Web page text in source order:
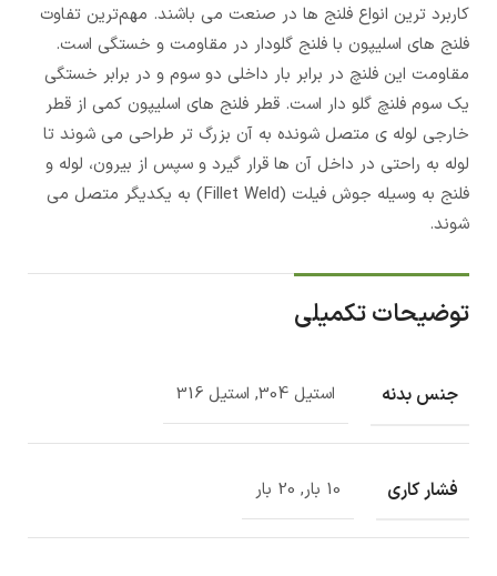
کاربرد ترین انواع فلنج ها در صنعت می باشند. مهم‌ترین تفاوت
فلنج های اسلیپون با فلنج گلودار در مقاومت و خستگی است.
مقاومت این فلنچ در برابر بار داخلی دو سوم و در برابر خستگی
یک سوم فلنچ گلو دار است. قطر فلنج های اسلیپون کمی از قطر
خارجی لوله ی متصل شونده به آن بزرگ تر طراحی می شوند تا
لوله به راحتی در داخل آن ها قرار گیرد و سپس از بیرون، لوله و
فلنج به وسیله جوش فیلت (Fillet Weld) به یکدیگر متصل می
شوند.
توضیحات تکمیلی
جنس بدنه استیل 304, استیل 316
فشار کاری 10 بار, 20 بار